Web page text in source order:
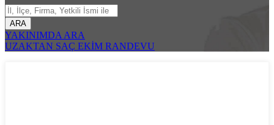
ARA
YAKINIMDA ARA
UZAKTAN SAÇ EKİM RANDEVU